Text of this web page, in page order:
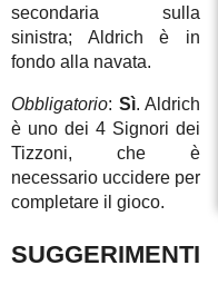
secondaria sulla
sinistra; Aldrich è in
fondo alla navata.
Obbligatorio: Sì. Aldrich
è uno dei 4 Signori dei
Tizzoni, che è
necessario uccidere per
completare il gioco.
SUGGERIMENTI